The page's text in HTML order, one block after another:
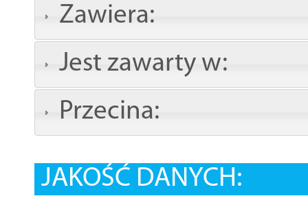
Zawiera:
Jest zawarty w:
Przecina:
JAKOŚĆ DANYCH: